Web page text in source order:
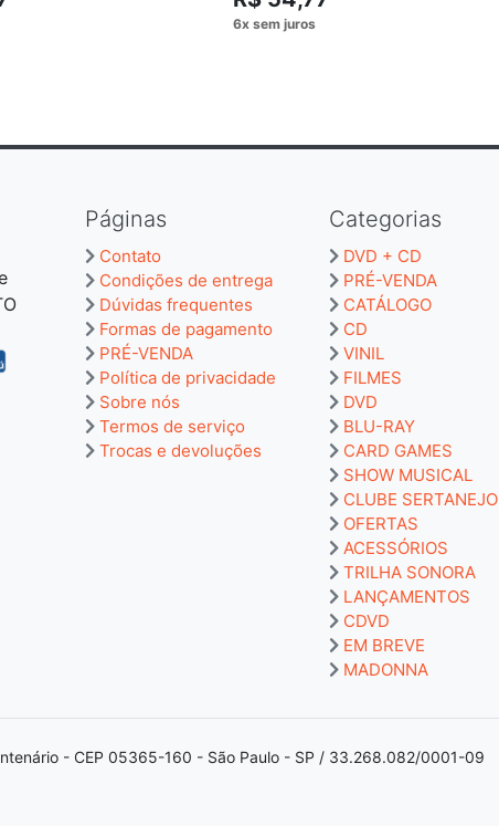
Páginas
Contato
Condições de entrega
Dúvidas frequentes
Formas de pagamento
PRÉ-VENDA
Política de privacidade
Sobre nós
Termos de serviço
Trocas e devoluções
Categorias
DVD + CD
PRÉ-VENDA
CATÁLOGO
CD
VINIL
FILMES
DVD
BLU-RAY
CARD GAMES
SHOW MUSICAL
CLUBE SERTANEJO
OFERTAS
ACESSÓRIOS
TRILHA SONORA
LANÇAMENTOS
CDVD
EM BREVE
MADONNA
- CEP 05365-160 - São Paulo - SP / 33.268.082/0001-09